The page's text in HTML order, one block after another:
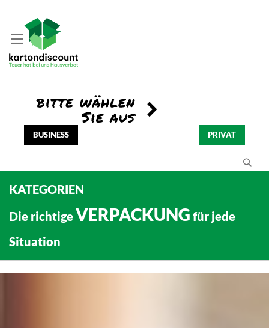
BUSINESS PRIVAT
KATEGORIEN
Die richtigeVERPACKUNG für jede
Situation